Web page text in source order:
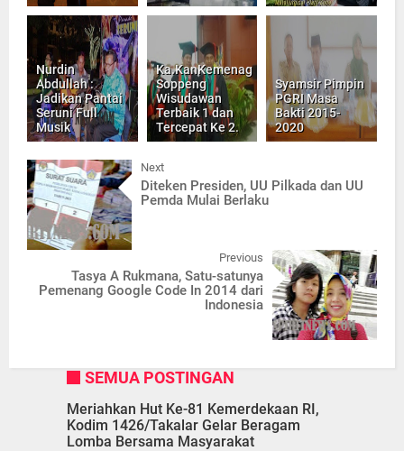
Nurdin
Abdullah :
Jadikan Pantai
Seruni Full
Musik
Ka.KanKemenag
Soppeng
Wisudawan
Terbaik 1 dan
Tercepat Ke 2.
Syamsir Pimpin
PGRI Masa
Bakti 2015-
2020
Next
Diteken Presiden, UU Pilkada dan UU
Pemda Mulai Berlaku
Previous
Tasya A Rukmana, Satu-satunya
Pemenang Google Code In 2014 dari
Indonesia
SEMUA POSTINGAN
Meriahkan Hut Ke-81 Kemerdekaan RI,
Kodim 1426/Takalar Gelar Beragam
Lomba Bersama Masyarakat